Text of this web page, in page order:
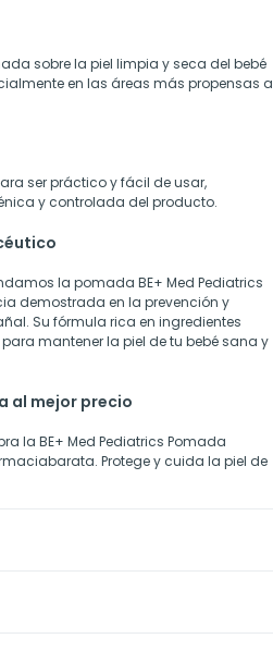
sobre la piel limpia y seca del bebé
en las áreas más propensas a
ser práctico y fácil de usar,
y controlada del producto.
la pomada BE+ Med Pediatrics
demostrada en la prevención y
Su fórmula rica en ingredientes
mantener la piel de tu bebé sana y
al mejor precio
la BE+ Med Pediatrics Pomada
Protege y cuida la piel de